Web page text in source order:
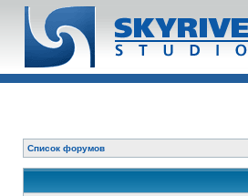
Список форумов